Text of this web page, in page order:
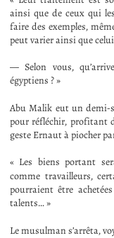
ainsi que de ceux qui
faire des exemples,
peut varier ainsi que
— Selon vous,
égyptiens ? »
Abu Malik eut un demi-
pour réfléchir, profitant
geste Ernaut à piocher
« Les biens portant
comme travailleurs,
pourraient être
talents… »
Le musulman s’arrêta,